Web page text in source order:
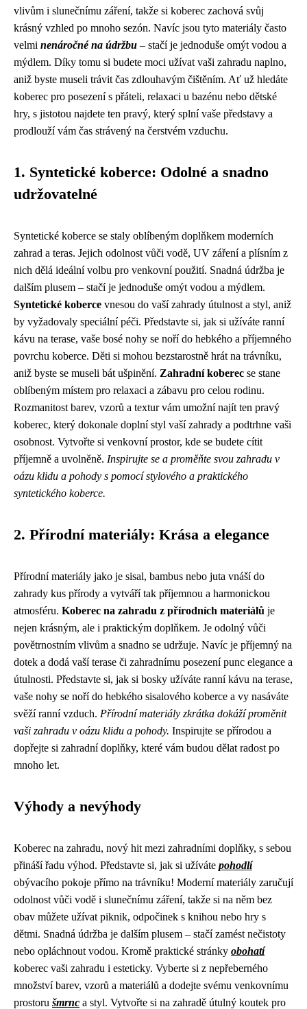
vlivům i slunečnímu záření, takže si koberec zachová svůj
krásný vzhled po mnoho sezón. Navíc jsou tyto materiály často
velmi nenáročné na údržbu – stačí je jednoduše omýt vodou a
mýdlem. Díky tomu si budete moci užívat vaši zahradu naplno,
aniž byste museli trávit čas zdlouhavým čištěním. Ať už hledáte
koberec pro posezení s přáteli, relaxaci u bazénu nebo dětské
hry, s jistotou najdete ten pravý, který splní vaše představy a
prodlouží vám čas strávený na čerstvém vzduchu.
1. Syntetické koberce: Odolné a snadno
udržovatelné
Syntetické koberce se staly oblíbeným doplňkem moderních
zahrad a teras. Jejich odolnost vůči vodě, UV záření a plísním z
nich dělá ideální volbu pro venkovní použití. Snadná údržba je
dalším plusem – stačí je jednoduše omýt vodou a mýdlem.
Syntetické koberce vnesou do vaší zahrady útulnost a styl, aniž
by vyžadovaly speciální péči. Představte si, jak si užíváte ranní
kávu na terase, vaše bosé nohy se noří do hebkého a příjemného
povrchu koberce. Děti si mohou bezstarostně hrát na trávníku,
aniž byste se museli bát ušpinění. Zahradní koberec se stane
oblíbeným místem pro relaxaci a zábavu pro celou rodinu.
Rozmanitost barev, vzorů a textur vám umožní najít ten pravý
koberec, který dokonale doplní styl vaší zahrady a podtrhne vaši
osobnost. Vytvořte si venkovní prostor, kde se budete cítit
příjemně a uvolněně. Inspirujte se a proměňte svou zahradu v
oázu klidu a pohody s pomocí stylového a praktického
syntetického koberce.
2. Přírodní materiály: Krása a elegance
Přírodní materiály jako je sisal, bambus nebo juta vnáší do
zahrady kus přírody a vytváří tak příjemnou a harmonickou
atmosféru. Koberec na zahradu z přírodních materiálů je
nejen krásným, ale i praktickým doplňkem. Je odolný vůči
povětrnostním vlivům a snadno se udržuje. Navíc je příjemný na
dotek a dodá vaší terase či zahradnímu posezení punc elegance a
útulnosti. Představte si, jak si bosky užíváte ranní kávu na terase,
vaše nohy se noří do hebkého sisalového koberce a vy nasáváte
svěží ranní vzduch. Přírodní materiály zkrátka dokáží proměnit
vaši zahradu v oázu klidu a pohody. Inspirujte se přírodou a
dopřejte si zahradní doplňky, které vám budou dělat radost po
mnoho let.
Výhody a nevýhody
Koberec na zahradu, nový hit mezi zahradními doplňky, s sebou
přináší řadu výhod. Představte si, jak si užíváte pohodlí
obývacího pokoje přímo na trávníku! Moderní materiály zaručují
odolnost vůči vodě i slunečnímu záření, takže si na něm bez
obav můžete užívat piknik, odpočinek s knihou nebo hry s
dětmi. Snadná údržba je dalším plusem – stačí zamést nečistoty
nebo opláchnout vodou. Kromě praktické stránky obohatí
koberec vaši zahradu i esteticky. Vyberte si z nepřeberného
množství barev, vzorů a materiálů a dodejte svému venkovnímu
prostoru šmrnc a styl. Vytvořte si na zahradě útulný koutek pro